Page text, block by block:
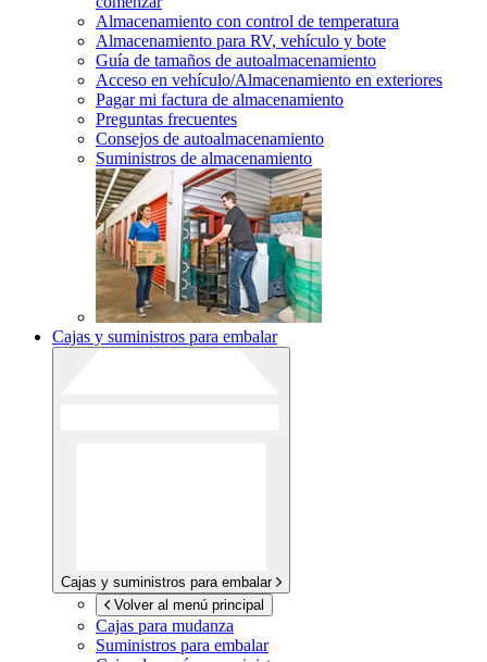
Almacenamiento con control de temperatura
Almacenamiento para RV, vehículo y bote
Guía de tamaños de autoalmacenamiento
Acceso en vehículo/Almacenamiento en exteriores
Pagar mi factura de almacenamiento
Preguntas frecuentes
Consejos de autoalmacenamiento
Suministros de almacenamiento
Cajas y suministros para embalar
Cajas y suministros para embalar
Volver al menú principal
Cajas para mudanza
Suministros para embalar